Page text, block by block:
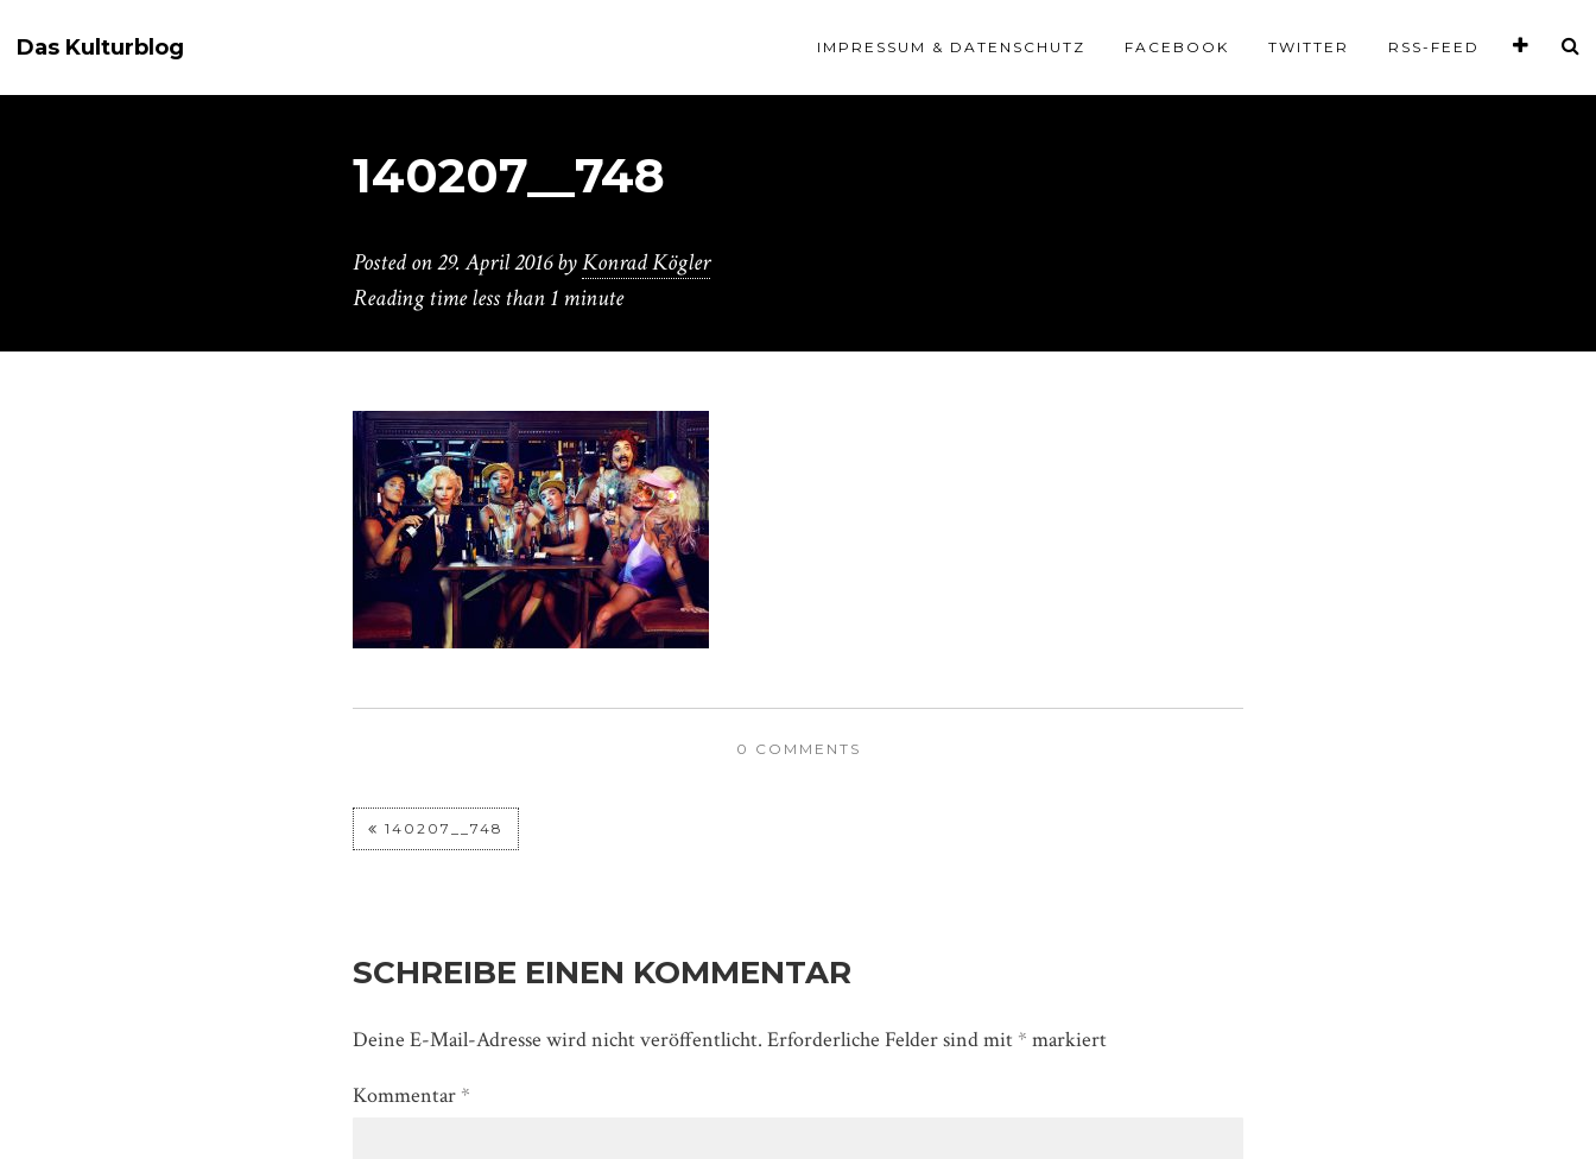
Das Kulturblog IMPRESSUM & DATENSCHUTZ FACEBOOK TWITTER RSS-FEED
140207__748
Posted on29. April 2016byKonrad Kögler
Reading timeless than 1 minute
0 COMMENTS
140207__748
SCHREIBE EINEN KOMMENTAR
Deine E-Mail-Adresse wird nicht veröffentlicht. Erforderliche Felder sind mit * markiert
Kommentar *